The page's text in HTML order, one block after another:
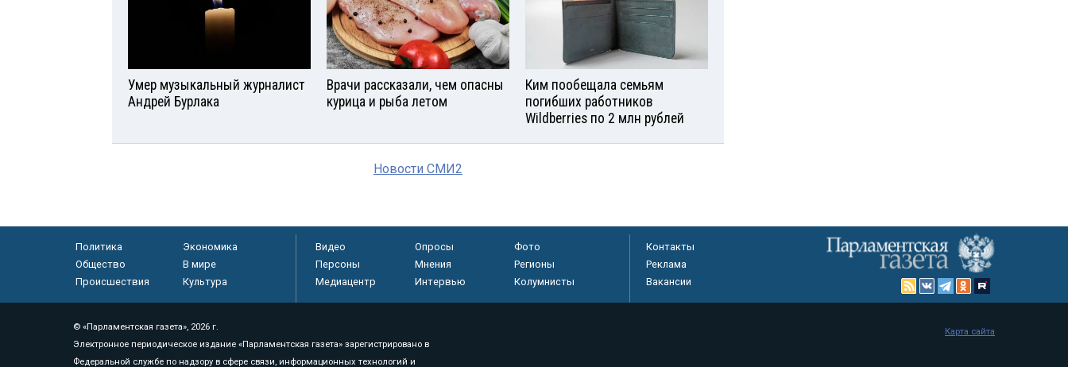
Умер музыкальный журналист
Андрей Бурлака
Врачи рассказали, чем опасны
курица и рыба летом
Ким пообещала семьям
погибших работников
Wildberries по 2 млн рублей
Новости СМИ2
Политика
Экономика
Общество
В мире
Происшествия
Культура
Видео Опросы
Фото
Персоны
Мнения
Регионы
Медиацентр
Интервью Колумнисты
Контакты
Реклама
Вакансии
© «Парламентская газета», 2026 г.
Электронное периодическое издание «Парламентская газета» зарегистрировано в
Федеральной службе по надзору в сфере связи, информационных технологий и
Карта сайта